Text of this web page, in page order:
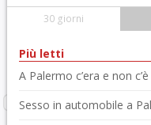
30 giorni
Più letti
A Palermo c’era e non c’è
Sesso in automobile a